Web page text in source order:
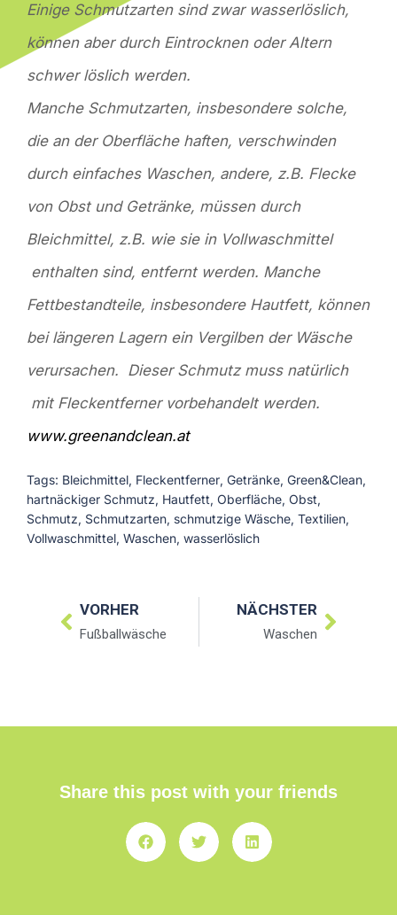
Einige Schmutzarten sind zwar wasserlöslich,
können aber durch Eintrocknen oder Altern
schwer löslich werden.
Manche Schmutzarten, insbesondere solche,
die an der Oberfläche haften, verschwinden
durch einfaches Waschen, andere, z.B. Flecke
von Obst und Getränke, müssen durch
Bleichmittel, z.B. wie sie in Vollwaschmittel
enthalten sind, entfernt werden. Manche
Fettbestandteile, insbesondere Hautfett, können
bei längeren Lagern ein Vergilben der Wäsche
verursachen. Dieser Schmutz muss natürlich
mit Fleckentferner vorbehandelt werden.
www.greenandclean.at
Tags: Bleichmittel, Fleckentferner, Getränke, Green&Clean,
hartnäckiger Schmutz, Hautfett, Oberfläche, Obst,
Schmutz, Schmutzarten, schmutzige Wäsche, Textilien,
Vollwaschmittel, Waschen, wasserlöslich
VORHER
Fußballwäsche
NÄCHSTER
Waschen
Share this post with your friends